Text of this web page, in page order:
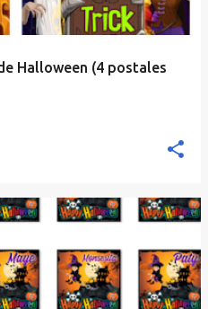
Halloween (4 postales